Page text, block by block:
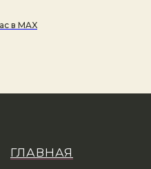
в MAX
ГЛАВНАЯ